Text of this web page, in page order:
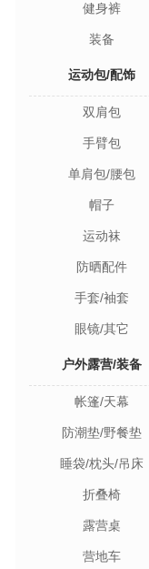
健身裤
装备
运动包/配饰
双肩包
手臂包
单肩包/腰包
帽子
运动袜
防晒配件
手套/袖套
眼镜/其它
户外露营/装备
帐篷/天幕
防潮垫/野餐垫
睡袋/枕头/吊床
折叠椅
露营桌
营地车